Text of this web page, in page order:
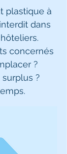
plastique à
dans
concernés
?
?